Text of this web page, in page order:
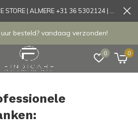
0 0
Jaar het vertrouwde adres!